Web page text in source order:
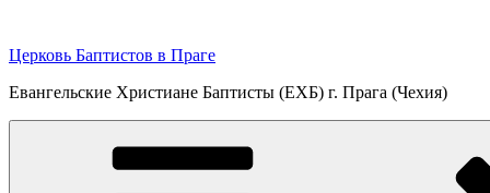
содержимому
Церковь Баптистов в Праге
Евангельские Христиане Баптисты (ЕХБ) г. Прага (Чехия)